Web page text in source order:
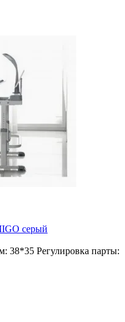
серый
38*35 Регулировка парты: